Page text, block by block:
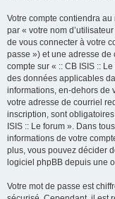
Votre compte contiendra
par « votre nom
de vous connecter à votre
passe ») et une adresse
compte sur « :: CB ISIS ::
des données applicables
informations, en-dehors de
votre adresse de courriel
inscription, sont
ISIS :: Le forum ». Dans
informations de votre
plus, vous pouvez décider
logiciel phpBB depuis une
Votre mot de passe est